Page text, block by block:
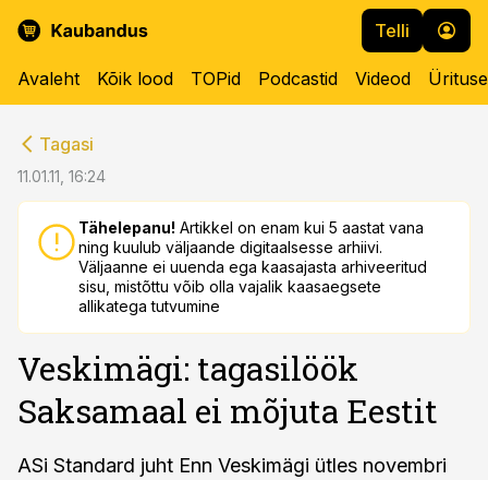
Telli
Avaleht Kõik lood TOPid Podcastid Videod
Tagasi
11.01.11, 16:24
Tähelepanu! Artikkel on enam kui 5 aastat vana
ning kuulub väljaande digitaalsesse arhiivi.
Väljaanne ei uuenda ega kaasajasta arhiveeritud
sisu, mistõttu võib olla vajalik kaasaegsete
allikatega tutvumine
Veskimägi: tagasilöök
Saksamaal ei mõjuta Eestit
ASi Standard juht Enn Veskimägi ütles novembri